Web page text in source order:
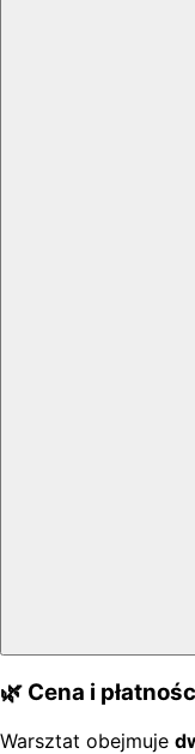
🌿 Cena i
Warsztat obejmuje